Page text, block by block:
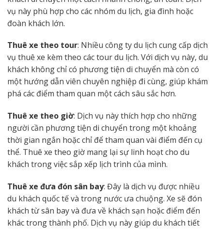
vụ này phù hợp cho các nhóm du lịch, gia đình hoặc
đoàn khách lớn.
Thuê xe theo tour: Nhiều công ty du lịch cung cấp dịch
vụ thuê xe kèm theo các tour du lịch. Với dịch vụ này, du
khách không chỉ có phương tiện di chuyển mà còn có
một hướng dẫn viên chuyên nghiệp đi cùng, giúp khám
phá các điểm tham quan một cách sâu sắc hơn.
Thuê xe theo giờ: Dịch vụ này thích hợp cho những
người cần phương tiện di chuyển trong một khoảng
thời gian ngắn hoặc chỉ để tham quan vài điểm đến cụ
thể. Thuê xe theo giờ mang lại sự linh hoạt cho du
khách trong việc sắp xếp lịch trình của mình.
Thuê xe đưa đón sân bay: Đây là dịch vụ được nhiều
du khách quốc tế và trong nước ưa chuộng. Xe sẽ đón
khách từ sân bay và đưa về khách sạn hoặc điểm đến
khác trong thành phố. Dịch vụ này giúp du khách tiết